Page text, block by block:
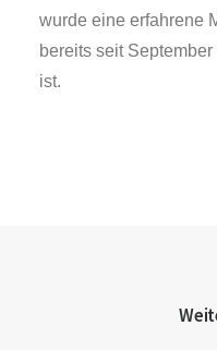
wurde eine erfahrene
bereits seit
ist.